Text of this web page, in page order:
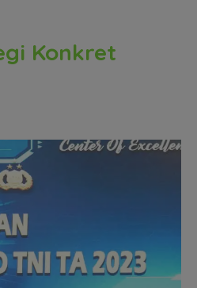
Konkret